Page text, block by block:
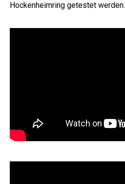
Hockenheimring getestet werden.